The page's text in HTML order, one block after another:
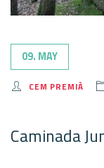
09. MAY
CEM PREMIÀ
Caminada